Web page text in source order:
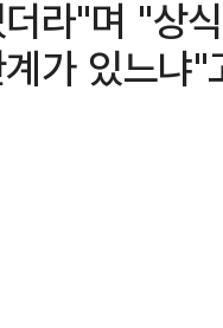
라"며 "상
가 있느냐"